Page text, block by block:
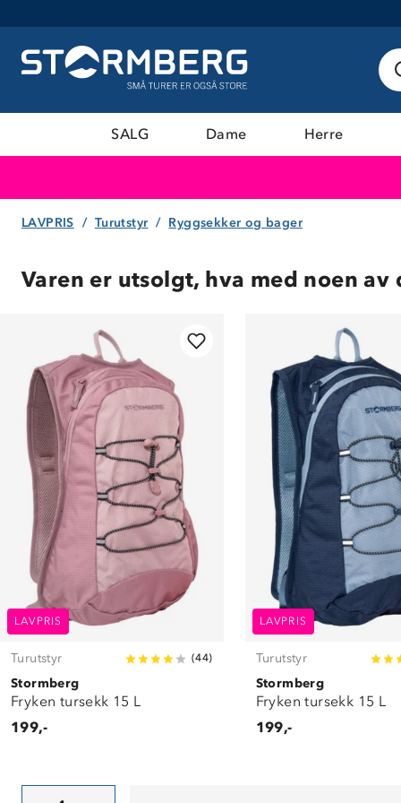
SALG Dame Herre
LAVPRIS Turutstyr Ryggsekker og bager
Varen er utsolgt, hva med noen av
LAVPRIS
Turutstyr (44)
Stormberg
Fryken tursekk 15 L
199,-
LAVPRIS
Turutstyr
Stormberg
Fryken tursekk 15 L
199,-